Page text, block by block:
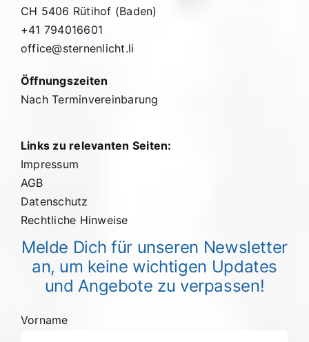
CH 5406 Rütihof (Baden)
+41 794016601
office@sternenlicht.li
Öffnungszeiten
Nach Terminvereinbarung
Links zu relevanten Seiten:
Impressum
AGB
Datenschutz
Rechtliche Hinweise
Melde Dich für unseren Newsletter
an, um keine wichtigen Updates
und Angebote zu verpassen!
Vorname